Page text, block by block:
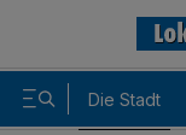
Die Stadt